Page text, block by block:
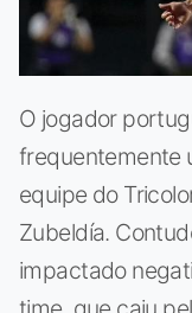
O jogador
frequentemente
equipe do
Zubeldía.
impactado